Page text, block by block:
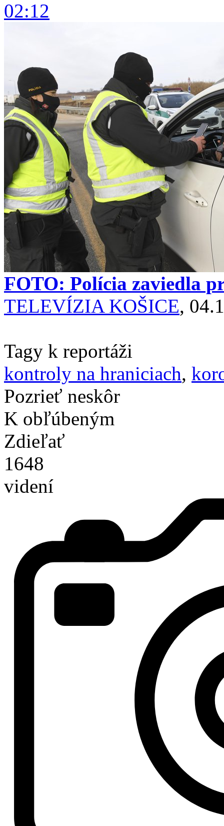
02:12
FOTO: Polícia zaviedla
TELEVÍZIA KOŠICE,
Tagy k reportáži
kontroly na hraniciach,
Pozrieť neskôr
K obľúbeným
Zdieľať
1648
videní